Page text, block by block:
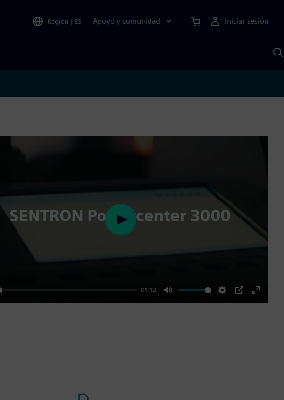
Region | ES Apoyo y comunidad Iniciar sesión
01:12
Mute Settings
PIP
Enter
Play